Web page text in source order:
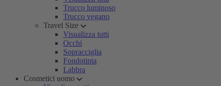
Trucco luminoso
Trucco vegano
Travel Size
Visualizza tutti
Occhi
Sopracciglia
Fondotinta
Labbra
Cosmetici uomo